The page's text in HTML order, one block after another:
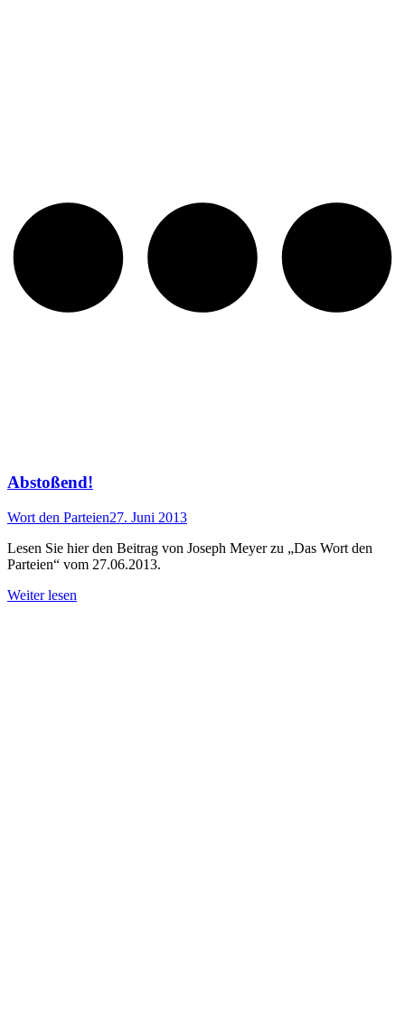
Abstoßend!
Wort den Parteien27. Juni 2013
Lesen Sie hier den Beitrag von Joseph Meyer zu „Das Wort den
Parteien“ vom 27.06.2013.
Weiter lesen